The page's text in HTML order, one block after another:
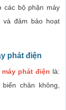
các bộ phận máy
và đảm bảo hoạt
phát điện
phát điện là:
chân không,